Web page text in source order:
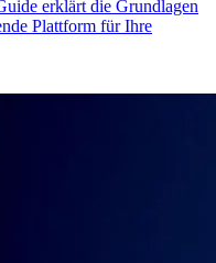
erklärt die Grundlagen
Plattform für Ihre